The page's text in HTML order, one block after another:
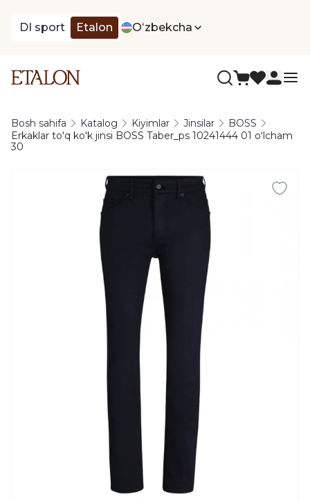
DI sport Etalon Oʻzbekcha
Bosh sahifa Katalog Kiyimlar Jinsilar
BOSS
Erkaklar to'q ko'k jinsi BOSS Taber_ps 10241444 01 oʻlcham
30